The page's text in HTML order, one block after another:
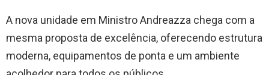
A nova unidade em Ministro Andreazza chega com a
mesma proposta de excelência, oferecendo estrutura
moderna, equipamentos de ponta e um ambiente